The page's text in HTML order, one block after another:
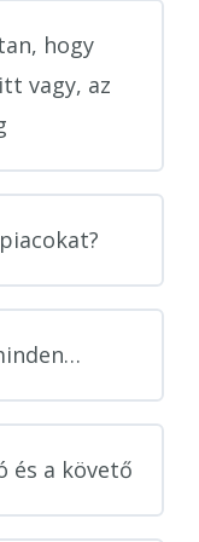
hogy
vagy, az
és a követő